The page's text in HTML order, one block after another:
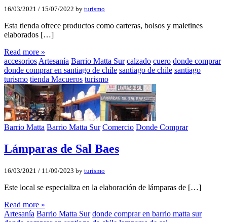
16/03/2021 / 15/07/2022 by turismo
Esta tienda ofrece productos como carteras, bolsos y maletines
elaborados […]
Read more »
accesorios Artesanía Barrio Matta Sur calzado cuero donde comprar
donde comprar en santiago de chile santiago de chile santiago
turismo tienda Macueros turismo
Barrio Matta Barrio Matta Sur Comercio Donde Comprar
Lámparas de Sal Baes
16/03/2021 / 11/09/2023 by turismo
Este local se especializa en la elaboración de lámparas de […]
Read more »
Artesanía Barrio Matta Sur donde comprar en barrio matta sur